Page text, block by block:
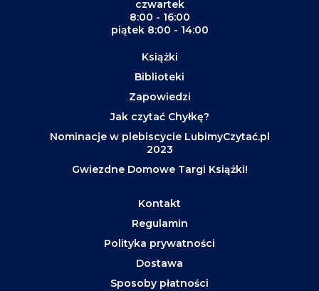
czwartek
8:00 - 16:00
piątek 8:00 - 14:00
Książki
Biblioteki
Zapowiedzi
Jak czytać Chyłkę?
Nominacje w plebiscycie LubimyCzytać.pl
2023
Gwiezdne Domowe Targi Książki!
Kontakt
Regulamin
Polityka prywatności
Dostawa
Sposoby płatności